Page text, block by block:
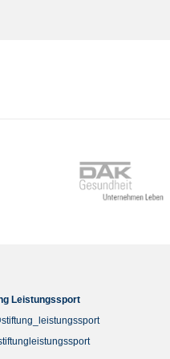
Leistungssport